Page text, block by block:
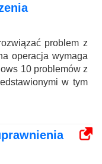
problem z
operacja wymaga
10 problemów z
w tym